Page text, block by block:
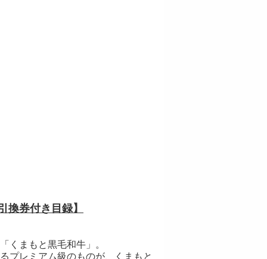
券付き目録】
くまもと黒毛和牛」。
プレミアム級のものが、くまもと